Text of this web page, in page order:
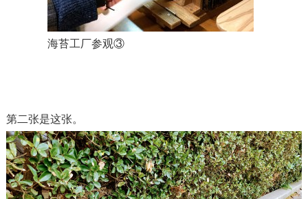
海苔工厂参观③
第二张是这张。